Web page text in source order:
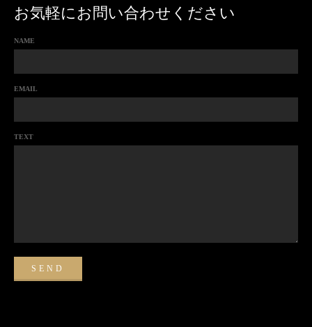
お気軽にお問い合わせください
NAME
EMAIL
TEXT